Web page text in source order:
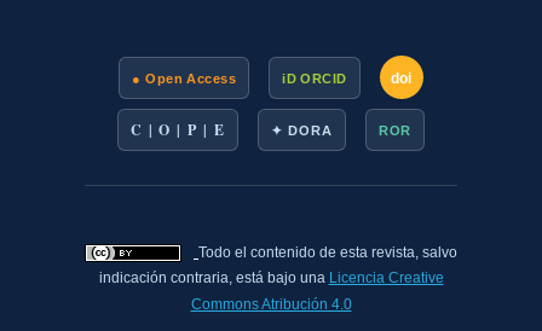
● Open Access iD ORCID doi
C | O | P | E ✦ DORA ROR
Todo el contenido de esta revista, salvo
indicación contraria, está bajo una Licencia Creative
Commons Atribución 4.0